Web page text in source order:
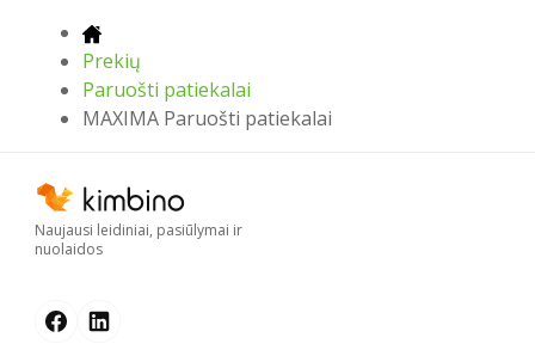
Prekių
Paruošti patiekalai
MAXIMA Paruošti patiekalai
Naujausi leidiniai, pasiūlymai ir
nuolaidos